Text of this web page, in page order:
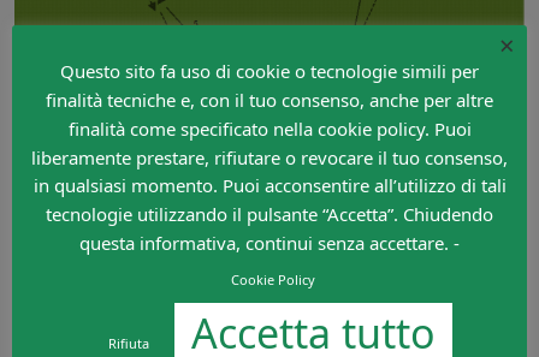
A cura diClaudio Damiani
Lascia un commento
connessoper inviare un commento.
×
Questo sito fa uso di cookie o tecnologie simili per
finalità tecniche e, con il tuo consenso, anche per altre
finalità come specificato nella cookie policy. Puoi
liberamente prestare, rifiutare o revocare il tuo consenso,
in qualsiasi momento. Puoi acconsentire all’utilizzo di tali
tecnologie utilizzando il pulsante “Accetta”. Chiudendo
questa informativa, continui senza accettare. -
Cookie Policy
Rifiuta Accetta tutto